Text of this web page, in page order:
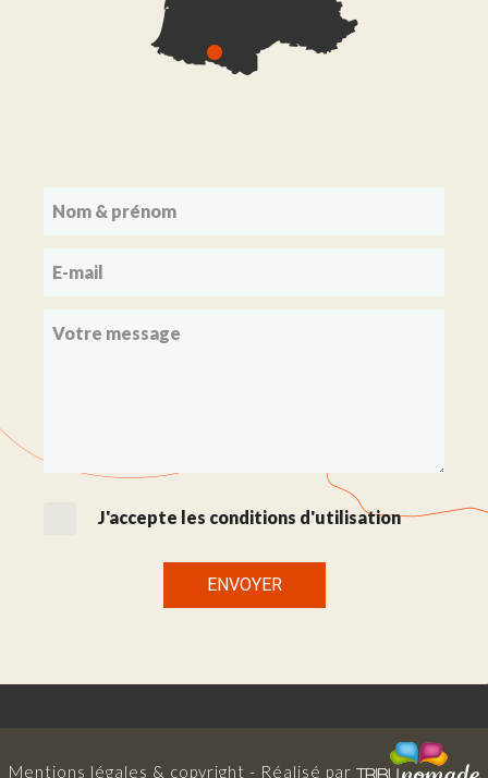
J'accepte les conditions d'utilisation
ENVOYER
Mentions légales & copyright - Réalisé par